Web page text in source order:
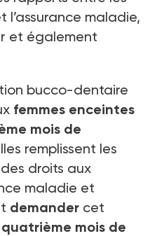
maladie,
et également
bucco-dentaire
femmes enceintes
mois de
remplissent les
droits aux
maladie et
demander cet
mois de